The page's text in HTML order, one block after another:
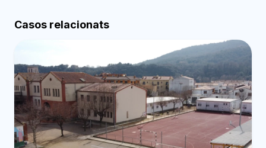
Casos relacionats